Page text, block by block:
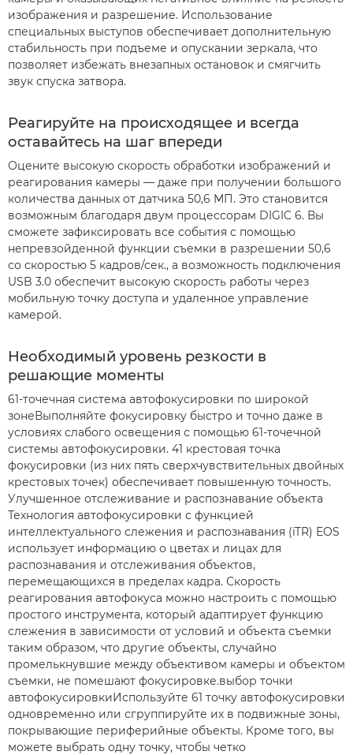
изображения и разрешение. Использование
специальных выступов обеспечивает дополнительную
стабильность при подъеме и опускании зеркала, что
позволяет избежать внезапных остановок и смягчить
звук спуска затвора.
Реагируйте на происходящее и всегда
оставайтесь на шаг впереди
Оцените высокую скорость обработки изображений и
реагирования камеры — даже при получении большого
количества данных от датчика 50,6 МП. Это становится
возможным благодаря двум процессорам DIGIC 6. Вы
сможете зафиксировать все события с помощью
непревзойденной функции съемки в разрешении 50,6
со скоростью 5 кадров/сек., а возможность подключения
USB 3.0 обеспечит высокую скорость работы через
мобильную точку доступа и удаленное управление
камерой.
Необходимый уровень резкости в
решающие моменты
61-точечная система автофокусировки по широкой
зонеВыполняйте фокусировку быстро и точно даже в
условиях слабого освещения с помощью 61-точечной
системы автофокусировки. 41 крестовая точка
фокусировки (из них пять сверхчувствительных двойных
крестовых точек) обеспечивает повышенную точность.
Улучшенное отслеживание и распознавание объекта
Технология автофокусировки с функцией
интеллектуального слежения и распознавания (iTR) EOS
использует информацию о цветах и лицах для
распознавания и отслеживания объектов,
перемещающихся в пределах кадра. Скорость
реагирования автофокуса можно настроить с помощью
простого инструмента, который адаптирует функцию
слежения в зависимости от условий и объекта съемки
таким образом, что другие объекты, случайно
промелькнувшие между объективом камеры и объектом
съемки, не помешают фокусировке.выбор точки
автофокусировкиИспользуйте 61 точку автофокусировки
одновременно или сгруппируйте их в подвижные зоны,
покрывающие периферийные объекты. Кроме того, вы
можете выбрать одну точку, чтобы четко